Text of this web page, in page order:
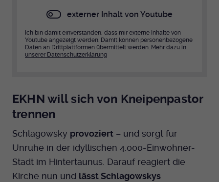
externer Inhalt von Youtube
Ich bin damit einverstanden, dass mir externe Inhalte von
Youtube angezeigt werden. Damit können personenbezogene
Daten an Drittplattformen übermittelt werden. Mehr dazu in
unserer Datenschutzerklärung
EKHN will sich von Kneipenpastor
trennen
Schlagowsky provoziert – und sorgt für
Unruhe in der idyllischen 4.000-Einwohner-
Stadt im Hintertaunus. Darauf reagiert die
Kirche nun und lässt Schlagowskys